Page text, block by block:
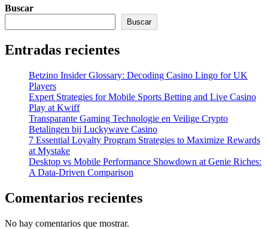
Buscar
Buscar
Entradas recientes
Betzino Insider Glossary: Decoding Casino Lingo for UK
Players
Expert Strategies for Mobile Sports Betting and Live Casino
Play at Kwiff
Transparante Gaming Technologie en Veilige Crypto
Betalingen bij Luckywave Casino
7 Essential Loyalty Program Strategies to Maximize Rewards
at Mystake
Desktop vs Mobile Performance Showdown at Genie Riches:
A Data‑Driven Comparison
Comentarios recientes
No hay comentarios que mostrar.